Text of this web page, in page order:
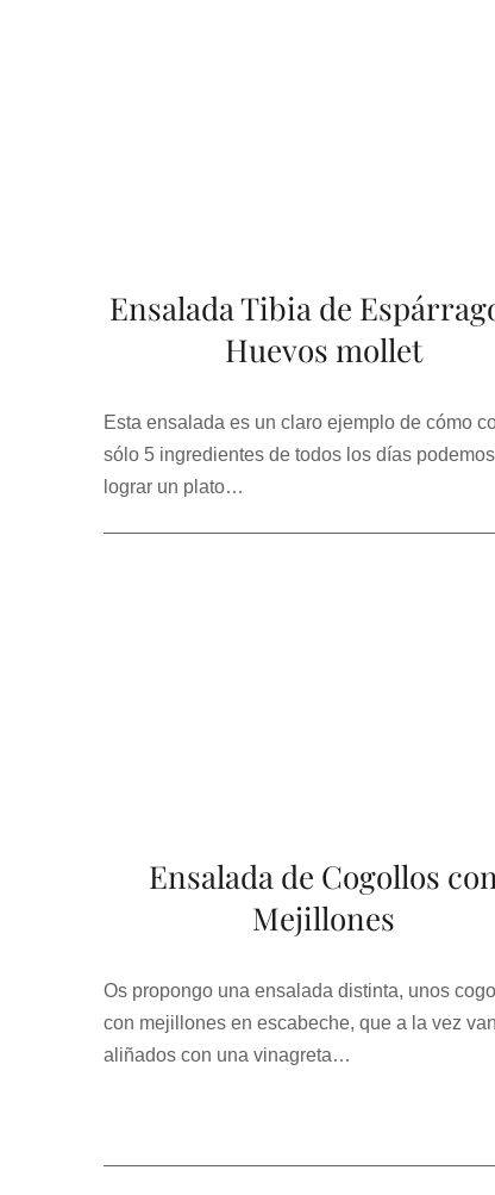
Ensalada Tibia de
Huevos mollet
Esta ensalada es un claro ejemplo de cómo
sólo 5 ingredientes de todos los días podemos
lograr un plato…
Ensalada de Cogollos
Mejillones
Os propongo una ensalada distinta, unos
con mejillones en escabeche, que a la vez van
aliñados con una vinagreta…